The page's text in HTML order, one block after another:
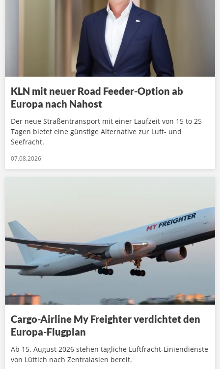
KLN mit neuer Road Feeder-Option ab
Europa nach Nahost
Der neue Straßentransport mit einer Laufzeit von 15 to 25
Tagen bietet eine günstige Alternative zur Luft- und
Seefracht.
07.08.2026
Cargo-Airline My Freighter verdichtet den
Europa-Flugplan
Ab 15. August 2026 stehen tägliche Luftfracht-Liniendienste
von Lüttich nach Zentralasien bereit.